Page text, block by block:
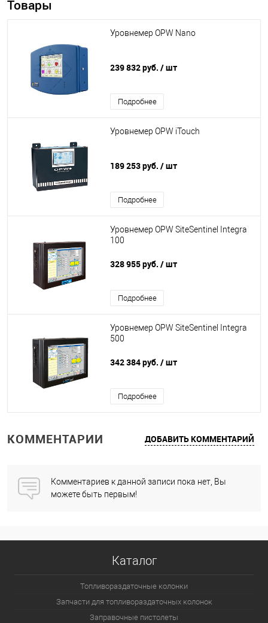
Товары
Уровнемер OPW Nano
239 832 руб. / шт
Подробнее
Уровнемер OPW iTouch
189 253 руб. / шт
Подробнее
Уровнемер OPW SiteSentinel Integra
100
328 955 руб. / шт
Подробнее
Уровнемер OPW SiteSentinel Integra
500
342 384 руб. / шт
Подробнее
КОММЕНТАРИИ ДОБАВИТЬ КОММЕНТАРИЙ
Комментариев к данной записи пока нет, Вы
можете быть первым!
Каталог
Топливораздаточные колонки
Запчасти для топливораздаточных колонок
Заправочные пистолеты